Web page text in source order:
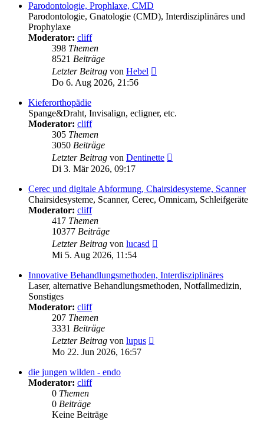
Parodontologie, Prophlaxe, CMD
Parodontologie, Gnatologie (CMD), Interdisziplinäres und
Prophylaxe
Moderator: cliff
398 Themen
8521 Beiträge
Letzter Beitrag von Hebel
Do 6. Aug 2026, 21:56
Kieferorthopädie
Spange&Draht, Invisalign, ecligner, etc.
Moderator: cliff
305 Themen
3050 Beiträge
Letzter Beitrag von Dentinette
Di 3. Mär 2026, 09:17
Cerec und digitale Abformung, Chairsidesysteme, Scanner
Chairsidesysteme, Scanner, Cerec, Omnicam, Schleifgeräte
Moderator: cliff
417 Themen
10377 Beiträge
Letzter Beitrag von lucasd
Mi 5. Aug 2026, 11:54
Innovative Behandlungsmethoden, Interdisziplinäres
Laser, alternative Behandlungsmethoden, Notfallmedizin,
Sonstiges
Moderator: cliff
207 Themen
3331 Beiträge
Letzter Beitrag von lupus
Mo 22. Jun 2026, 16:57
die jungen wilden - endo
Moderator: cliff
0 Themen
0 Beiträge
Keine Beiträge